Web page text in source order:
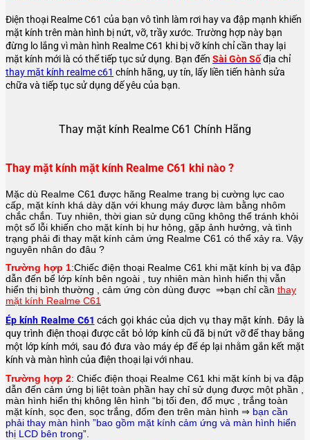
Điện thoại Realme C61 của bạn vô tình làm rơi hay va đập mạnh khiến
mặt kính trên màn hình bị nứt, vỡ, trầy xước. Trường hợp này bạn
đừng lo lắng vì màn hình Realme C61 khi bị vỡ kính chỉ cần thay lại
mặt kính mới là có thể tiếp tục sử dụng. Bạn đến Sài Gòn Sốđịa chỉ
thay mặt kính realme c61 chính hãng, uy tín, lấy liền tiến hành sửa
chữa và tiếp tục sử dụng dế yêu của bạn.
Thay mặt kính Realme C61 Chính Hãng
Thay mặt kính mặt kính Realme C61 khi nào ?
Mặc dù Realme C61 được hãng Realme trang bị cường lực cao
cấp, mặt kính khá dày dặn với khung máy được làm bằng nhôm
chắc chắn. Tuy nhiên, thời gian sử dụng cũng không thể tránh khỏi
một số lỗi khiến cho mặt kính bị hư hỏng, gặp ảnh hưởng, và tình
trạng phải đi thay mặt kính cảm ứng Realme C61 có thể xảy ra. Vậy
nguyên nhân do đâu ?
Trường hợp 1:Chiếc điện thoại Realme C61 khi mặt kính bị va đập
dẫn đến bể lớp kính bên ngoài , tuy nhiên màn hình hiển thị vẫn
hiển thị bình thường , cảm ứng còn dùng được ⇒bạn chỉ cần thay
mặt kính Realme C61
Ép kính Realme C61 cách gọi khác của dịch vụ thay mặt kính. Đây là
quy trình điện thoại được cắt bỏ lớp kính cũ đã bị nứt vỡ để thay bằng
một lớp kính mới, sau đó đưa vào máy ép để ép lại nhằm gắn kết mặt
kính và màn hình của điện thoại lại với nhau.
Trường hợp 2: Chiếc điện thoại Realme C61 khi mặt kính bị va đập
dẫn đến cảm ứng bị liệt toàn phần hay chỉ sử dụng được một phần ,
màn hình hiển thị không lên hình “bị tối đen, đổ mực , trắng toàn
mặt kính, sọc đen, sọc trắng, đốm đen trên màn hình ⇒ bạn cần
phải thay màn hình ”bao gồm mặt kính cảm ứng và màn hình hiển
thị LCD bên trong”.